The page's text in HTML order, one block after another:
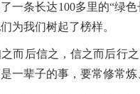
一条长达100多里的“绿
为我们树起了榜样。
而后信之，信之而后行
一辈子的事，要常修常